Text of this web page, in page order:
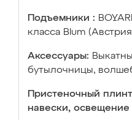
Подъемники :
класса Blum
Аксессуары:
бутылочницы,
Пристеночный
навески, освещение